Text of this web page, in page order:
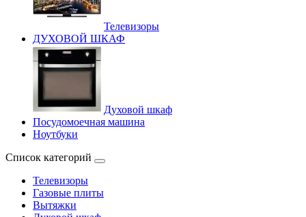
Телевизоры
ДУХОВОЙ ШКАФ
Духовой шкаф
Посудомоечная машина
Ноутбуки
Список категорий
Телевизоры
Газовые плиты
Вытяжки